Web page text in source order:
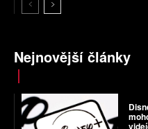
Nejnovější články